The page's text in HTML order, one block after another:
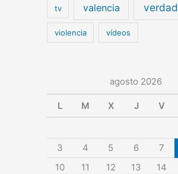
tv valencia verdad
violencia vídeos
agosto 2026
L M X J V
3
4 5 6 7
10
11 12 13 14